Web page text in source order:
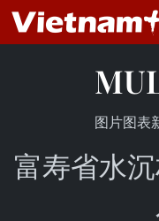
图片图表
富寿省水